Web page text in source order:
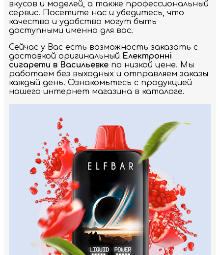
вкусов и моделей, а также профессиональный
сервис. Посетите нас и убедитесь, что
качество и удобство могут быть
доступными именно для вас.
Сейчас у Вас есть возможность заказать с
доставкой оригинальный Електронні
сигарети в Васильевке по низкой цене. Мы
работаем без выходных и отправляем заказы
каждый день. Ознакомьтесь с продукцией
нашего интернет магазина в каталоге.